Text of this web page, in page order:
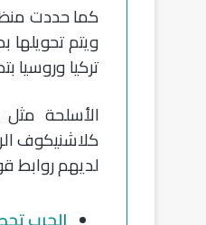
كما حددت
ويتم
تركيا وروسيا
كلاشنيكوف
لديهم روابط